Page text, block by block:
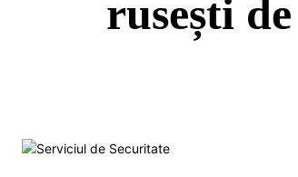
rusești